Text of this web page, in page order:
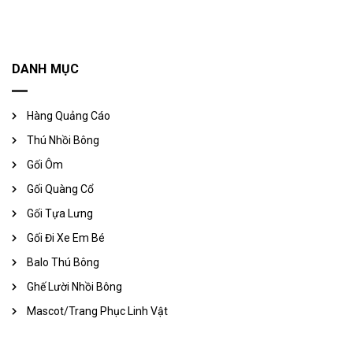
DANH MỤC
Hàng Quảng Cáo
Thú Nhồi Bông
Gối Ôm
Gối Quàng Cổ
Gối Tựa Lưng
Gối Đi Xe Em Bé
Balo Thú Bông
Ghế Lười Nhồi Bông
Mascot/Trang Phục Linh Vật